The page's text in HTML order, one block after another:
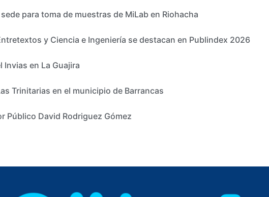
para toma de muestras de MiLab en Riohacha
y Ciencia e Ingeniería se destacan en Publindex 2026
en La Guajira
Trinitarias en el municipio de Barrancas
Público David Rodriguez Gómez